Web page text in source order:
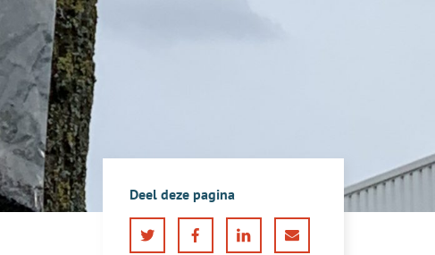
Deel deze pagina
Twitter FacebookLinkedInE-